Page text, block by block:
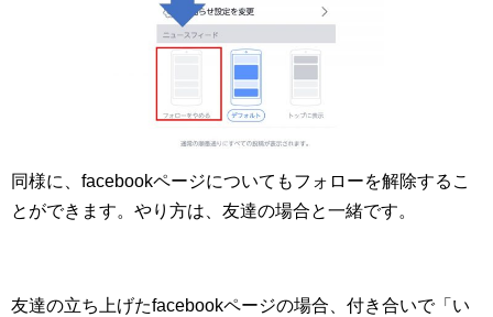
同様に、facebookページについてもフォローを解除するこ
とができます。やり方は、友達の場合と一緒です。
友達の立ち上げたfacebookページの場合、付き合いで「い